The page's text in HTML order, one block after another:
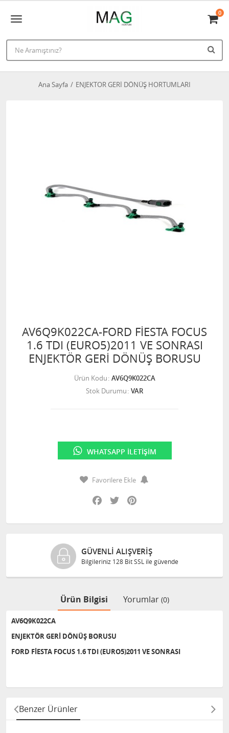
0
Ana Sayfa ENJEKTOR GERİ DÖNÜŞ HORTUMLARI
AV6Q9K022CA-FORD FİESTA FOCUS
1.6 TDI (EURO5)2011 VE SONRASI
ENJEKTÖR GERİ DÖNÜŞ BORUSU
Ürün Kodu AV6Q9K022CA
Stok Durumu VAR
WHATSAPP İLETIŞIM
Favorilere Ekle
Facebook
Twitter
GÜVENLI ALIŞVERIŞ
Bilgileriniz 128 Bit SSL ile güvende
Ürün Bilgisi Yorumlar (0)
AV6Q9K022CA
ENJEKTÖR GERİ DÖNÜŞ BORUSU
FORD FİESTA FOCUS 1.6 TDI (EURO5)2011 VE SONRASI
Benzer Ürünler